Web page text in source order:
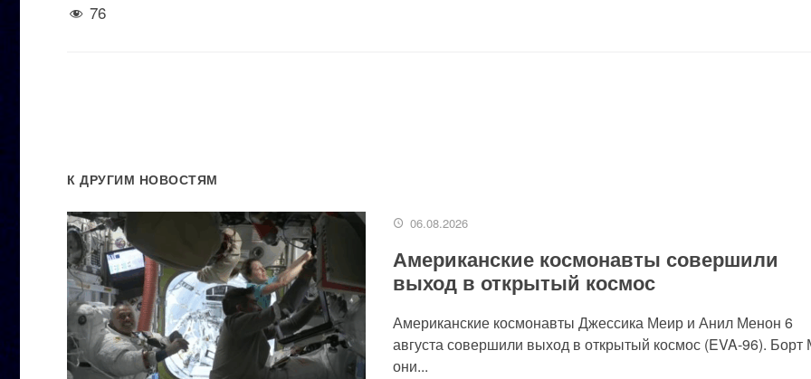
76
К ДРУГИМ НОВОСТЯМ
06.08.2026
Американские космонавты совершили
выход в открытый космос
Американские космонавты Джессика Меир и Анил Менон 6
августа совершили выход в открытый космос (EVA-96).
они...